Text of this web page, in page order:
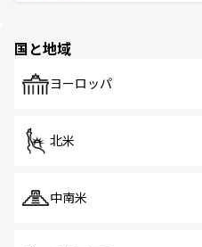
で、ホーカーズは地元
国と地域
ヨーロッパ
北米
中南米